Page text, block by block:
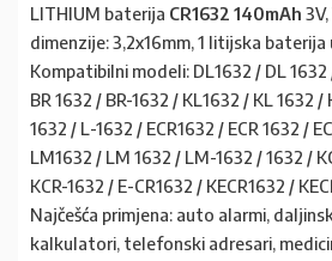
LITHIUM baterija CR1632 140mAh
dimenzije: 3,2x16mm, 1 litijska baterija
Kompatibilni modeli: DL1632 / DL 1632
BR 1632 / BR-1632 / KL1632 / KL 1632
1632 / L-1632 / ECR1632 / ECR 1632 /
LM1632 / LM 1632 / LM-1632 / 1632 /
KCR-1632 / E-CR1632 / KECR1632 /
Najčešća primjena: auto alarmi,
kalkulatori, telefonski adresari,